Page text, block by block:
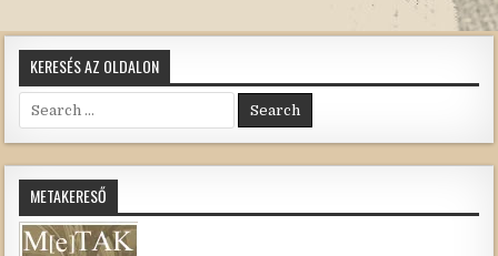
KERESÉS AZ OLDALON
for:
METAKERESŐ